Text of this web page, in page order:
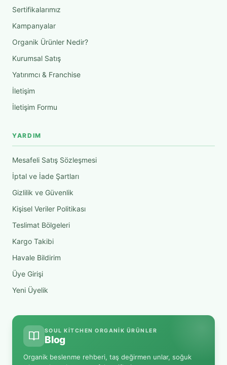
Sertifikalarımız
Kampanyalar
Organik Ürünler Nedir?
Kurumsal Satış
Yatırımcı & Franchise
İletişim
İletişim Formu
YARDIM
Mesafeli Satış Sözleşmesi
İptal ve İade Şartları
Gizlilik ve Güvenlik
Kişisel Veriler Politikası
Teslimat Bölgeleri
Kargo Takibi
Havale Bildirim
Üye Girişi
Yeni Üyelik
SOUL KITCHEN ORGANIK ÜRÜNLER
Blog
Organik beslenme rehberi, taş değirmen unlar, soğuk